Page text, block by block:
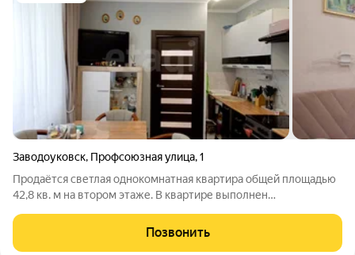
Заводоуковск, Профсоюзная улица,1
Продаётся светлая однокомнатная квартира общей площадью
42,8 кв. м на втором этаже. В квартире выполнен
шаговой доступности магазины и
Позвонить